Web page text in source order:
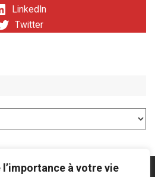
à votre vie
LinkedIn
Twitter